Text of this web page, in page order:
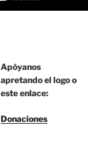
Apóyanos
apretando el logo o
este enlace:
Donaciones